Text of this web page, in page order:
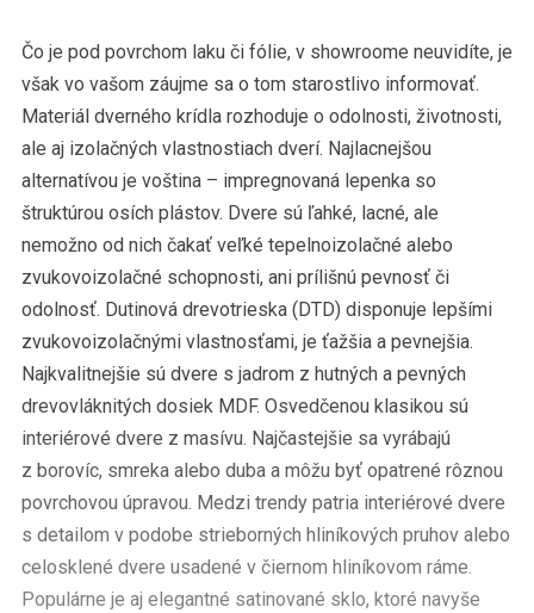
Čo je pod povrchom laku či fólie, v showroome neuvidíte, je
však vo vašom záujme sa o tom starostlivo informovať.
Materiál dverného krídla rozhoduje o odolnosti, životnosti,
ale aj izolačných vlastnostiach dverí. Najlacnejšou
alternatívou je voština – impregnovaná lepenka so
štruktúrou osích plástov. Dvere sú ľahké, lacné, ale
nemožno od nich čakať veľké tepelnoizolačné alebo
zvukovoizolačné schopnosti, ani prílišnú pevnosť či
odolnosť. Dutinová drevotrieska (DTD) disponuje lepšími
zvukovoizolačnými vlastnosťami, je ťažšia a pevnejšia.
Najkvalitnejšie sú dvere s jadrom z hutných a pevných
drevovláknitých dosiek MDF. Osvedčenou klasikou sú
interiérové dvere z masívu. Najčastejšie sa vyrábajú
z borovíc, smreka alebo duba a môžu byť opatrené rôznou
povrchovou úpravou. Medzi trendy patria interiérové dvere
s detailom v podobe strieborných hliníkových pruhov alebo
celosklené dvere usadené v čiernom hliníkovom ráme.
Populárne je aj elegantné satinované sklo, ktoré navyše